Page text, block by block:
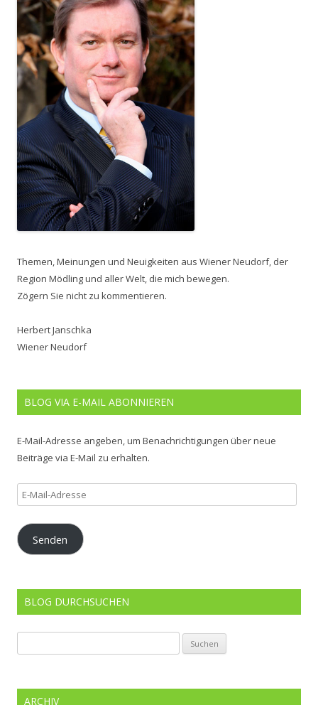
Themen, Meinungen und Neuigkeiten aus Wiener Neudorf, der
Region Mödling und aller Welt, die mich bewegen.
Zögern Sie nicht zu kommentieren.
Herbert Janschka
Wiener Neudorf
BLOG VIA E-MAIL ABONNIEREN
E-Mail-Adresse angeben, um Benachrichtigungen über neue
Beiträge via E-Mail zu erhalten.
E-
Mail-
Adresse
Senden
BLOG DURCHSUCHEN
nach:
ARCHIV